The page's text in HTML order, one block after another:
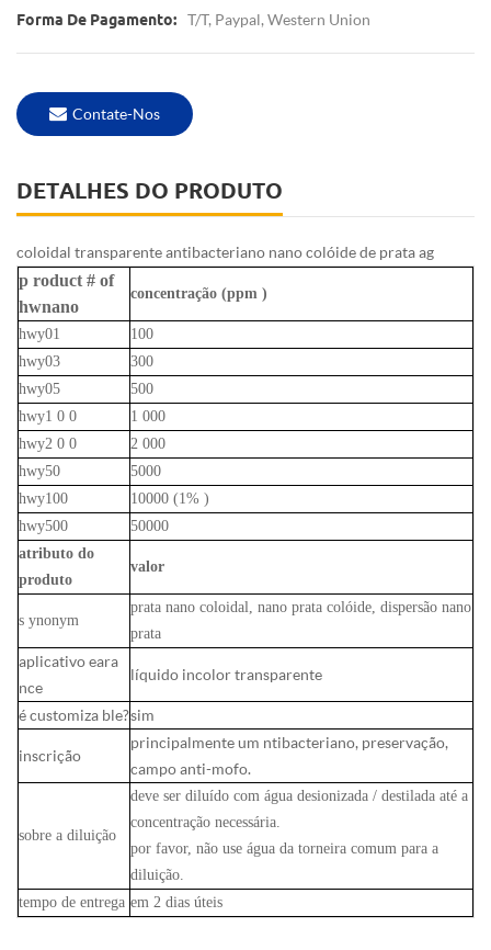
Forma De Pagamento: T/T, Paypal, Western Union
Contate-Nos
DETALHES DO PRODUTO
coloidal transparente antibacteriano nano colóide de prata ag
p roduct # of
hwnano
concentração (ppm )
hwy01
100
hwy03
300
hwy05
500
hwy1 0 0 1 000
hwy2 0 0 2 000
hwy50
5000
hwy100
10000 (1% )
hwy500
50000
atributo do
produto
valor
s ynonym
prata nano coloidal, nano prata colóide, dispersão nano
prata
aplicativoeara
nce
líquido incolor transparente
é customiza ble?sim
inscrição
principalmente um ntibacteriano, preservação,
campo anti-mofo.
sobre a diluição
deve ser diluído com água desionizada / destilada até a
concentração necessária.
por favor, não use água da torneira comum para a
diluição.
tempo de entrega em 2 dias úteis